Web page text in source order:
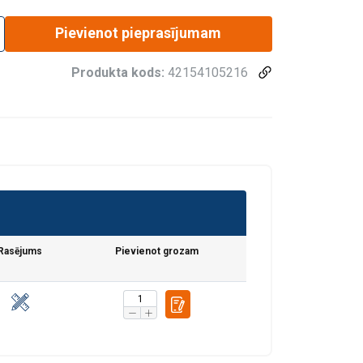
Pievienot pieprasījumam
Produkta kods: 42154105216
Rasējums Pievienot grozam
LATVIAN
ENGLISH TRANSLATION
Mēs arī
partneriem,